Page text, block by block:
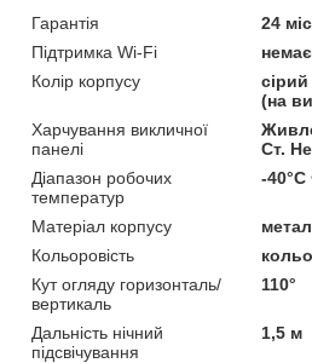
Гарантія
24
Підтримка Wi-Fi
немає
Колір корпусу
(на
Харчування викличної
панелі
Ст.
Діапазон робочих
температур
-40°C
Матеріал корпусу
метал
Кольоровість
Кут огляду горизонталь/
вертикаль
110°
Дальність нічний
підсвічування
1,5 м